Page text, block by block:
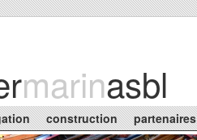
marinasbl
construction partenaires